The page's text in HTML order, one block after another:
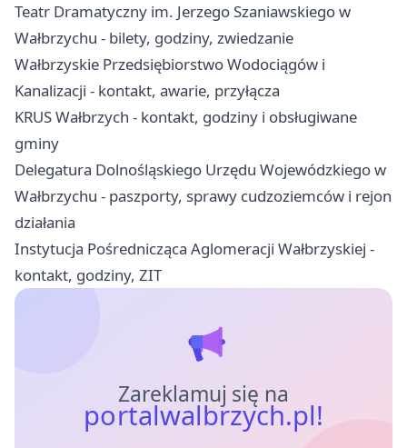
Teatr Dramatyczny im. Jerzego Szaniawskiego w
Wałbrzychu - bilety, godziny, zwiedzanie
Wałbrzyskie Przedsiębiorstwo Wodociągów i
Kanalizacji - kontakt, awarie, przyłącza
KRUS Wałbrzych - kontakt, godziny i obsługiwane
gminy
Delegatura Dolnośląskiego Urzędu Wojewódzkiego w
Wałbrzychu - paszporty, sprawy cudzoziemców i rejon
działania
Instytucja Pośrednicząca Aglomeracji Wałbrzyskiej -
kontakt, godziny, ZIT
Zareklamuj się na
portalwalbrzych.pl!